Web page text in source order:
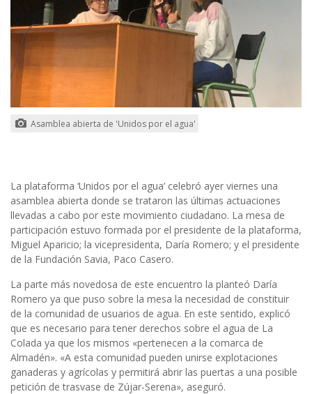
Asamblea abierta de 'Unidos por el agua'
La plataforma ‘Unidos por el agua’ celebró ayer viernes una
asamblea abierta donde se trataron las últimas actuaciones
llevadas a cabo por este movimiento ciudadano. La mesa de
participación estuvo formada por el presidente de la plataforma,
Miguel Aparicio; la vicepresidenta, Daría Romero; y el presidente
de la Fundación Savia, Paco Casero.
La parte más novedosa de este encuentro la planteó Daría
Romero ya que puso sobre la mesa la necesidad de constituir
de la comunidad de usuarios de agua. En este sentido, explicó
que es necesario para tener derechos sobre el agua de La
Colada ya que los mismos «pertenecen a la comarca de
Almadén». «A esta comunidad pueden unirse explotaciones
ganaderas y agrícolas y permitirá abrir las puertas a una posible
petición de trasvase de Zújar-Serena», aseguró.